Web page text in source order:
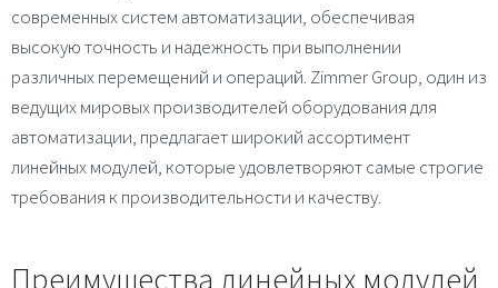
современных систем автоматизации, обеспечивая
высокую точность и надежность при выполнении
различных перемещений и операций. Zimmer Group, один из
ведущих мировых производителей оборудования для
автоматизации, предлагает широкий ассортимент
линейных модулей, которые удовлетворяют самые строгие
требования к производительности и качеству.
Преимущества линейных модулей